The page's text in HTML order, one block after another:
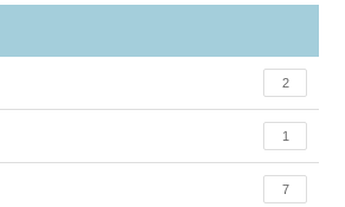
2
1
7